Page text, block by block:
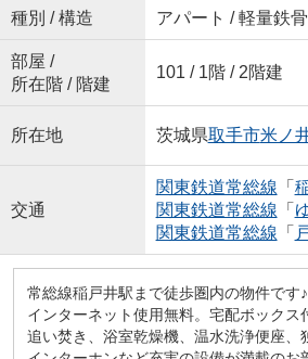
種別 / 構造 アパート / 軽量鉄骨
部屋 /
所在階 / 階建
101 / 1階 / 2階建
所在地 茨城県取手市米ノ
交通
関東鉄道常総線 「
関東鉄道常総線 「
関東鉄道常総線 「
常総線稲戸井駅まで徒歩圏内の物件です♪
インターネット使用無料。宅配ボックス
追い焚き、浴室乾燥機、温水洗浄便座、